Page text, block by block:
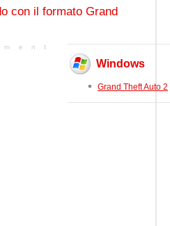
con il formato Grand
Windows
Grand Theft Auto 2